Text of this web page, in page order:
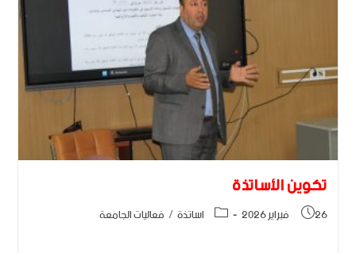
تكوين اﻷساتذة
26 فبراير 2026 اساتذة/ فعاليات الجامعة